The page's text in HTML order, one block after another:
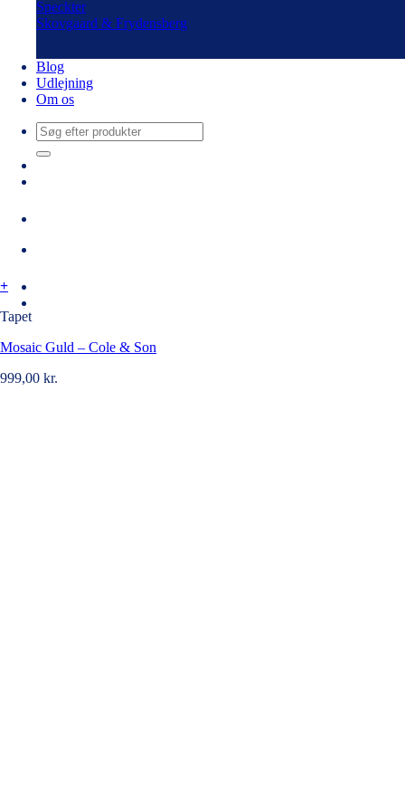
Speckter
Skovgaard & Frydensberg
Blog
Udlejning
Om os
Søg
efter:
+
Tapet
Mosaic Guld – Cole & Son
999,00 kr.